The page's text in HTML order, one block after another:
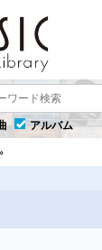
アルバム